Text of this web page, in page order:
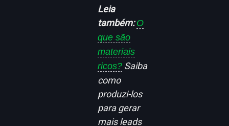
Leia
também:O
que são
materiais
ricos? Saiba
como
produzi-los
para gerar
mais leads